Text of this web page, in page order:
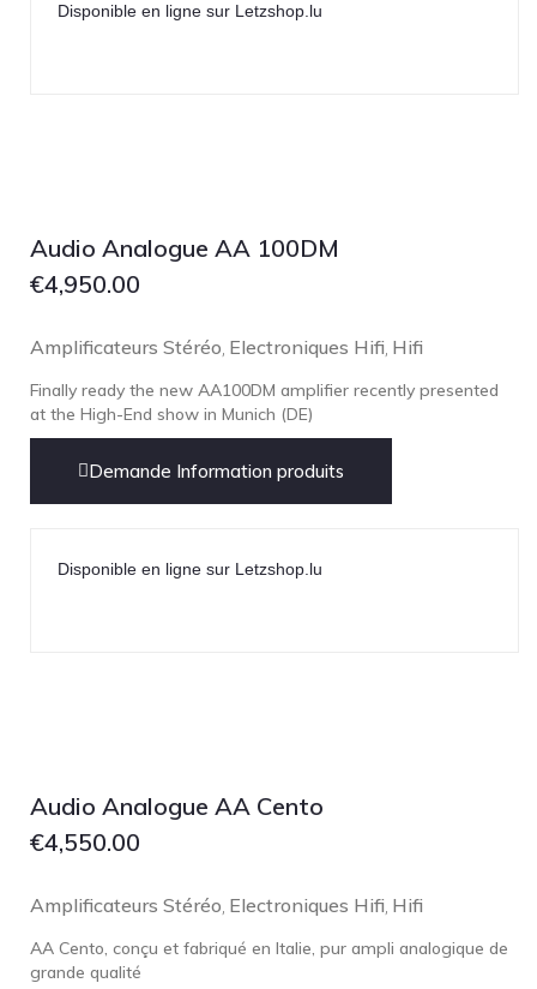
Disponible en ligne sur Letzshop.lu
Audio Analogue AA 100DM
€4,950.00
Amplificateurs Stéréo Electroniques Hifi Hifi
Finally ready the new AA100DM amplifier recently presented
at the High-End show in Munich (DE)
Demande Information produits
Disponible en ligne sur Letzshop.lu
Audio Analogue AA Cento
€4,550.00
Amplificateurs Stéréo Electroniques Hifi Hifi
AA Cento, conçu et fabriqué en Italie, pur ampli analogique de
grande qualité